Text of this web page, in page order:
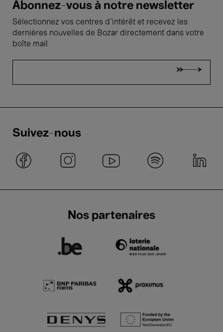
Abonnez-vous à notre newsletter
Sélectionnez vos centres d'intérêt et recevez les
dernières nouvelles de Bozar directement dans votre
boîte mail
Suivez-nous
Nos partenaires